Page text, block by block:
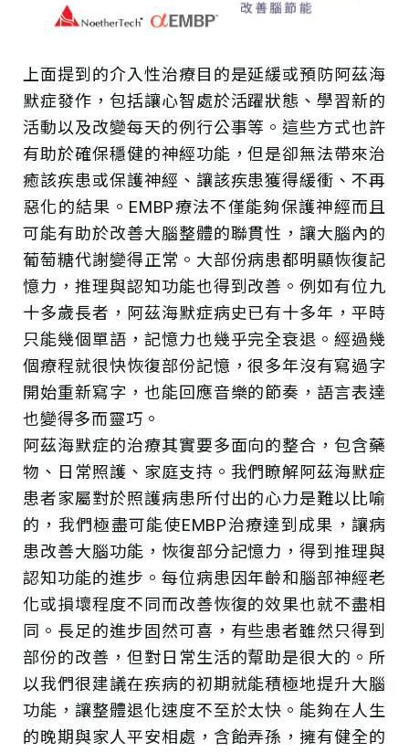
上面提到的介入性治療目的是延緩或預防阿茲海
默症發作，包括讓心智處於活躍狀態、學習新的
活動以及改變每天的例行公事等。這些方式也許
有助於確保穩健的神經功能，但是卻無法帶來治
癒該疾患或保護神經、讓該疾患獲得緩衝、不再
惡化的結果。EMBP療法不僅能夠保護神經而且
可能有助於改善大腦整體的聯貫性，讓大腦內的
葡萄糖代謝變得正常。大部份病患都明顯恢復記
憶力，推理與認知功能也得到改善。例如有位九
十多歲長者，阿茲海默症病史已有十多年，平時
只能幾個單語，記憶力也幾乎完全衰退。經過幾
個療程就很快恢復部份記憶，很多年沒有寫過字
開始重新寫字，也能回應音樂的節奏，語言表達
也變得多而靈巧。
阿茲海默症的治療其實要多面向的整合，包含藥
物、日常照護、家庭支持。我們瞭解阿茲海默症
患者家屬對於照護病患所付出的心力是難以比喻
的，我們極盡可能使EMBP治療達到成果，讓病
患改善大腦功能，恢復部分記憶力，得到推理與
認知功能的進步。每位病患因年齡和腦部神經老
化或損壞程度不同而改善恢復的效果也就不盡相
同。長足的進步固然可喜，有些患者雖然只得到
部份的改善，但對日常生活的幚助是很大的。所
以我們很建議在疾病的初期就能積極地提升大腦
功能，讓整體退化速度不至於太快。能夠在人生
的晚期與家人平安相處，含飴弄孫，擁有健全的